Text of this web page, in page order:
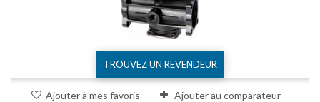
TROUVEZ UN REVENDEUR
Ajouter à mes favoris Ajouter au comparateur